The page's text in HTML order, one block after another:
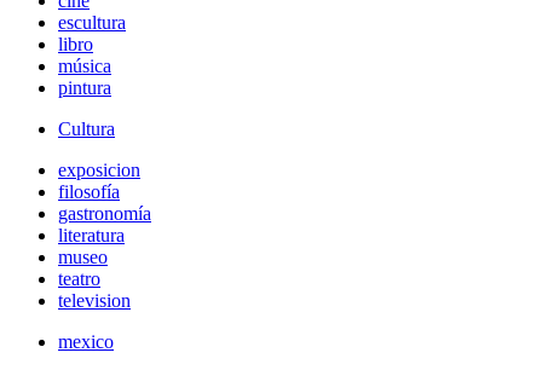
escultura
libro
música
pintura
Cultura
exposicion
filosofía
gastronomía
literatura
museo
teatro
television
mexico